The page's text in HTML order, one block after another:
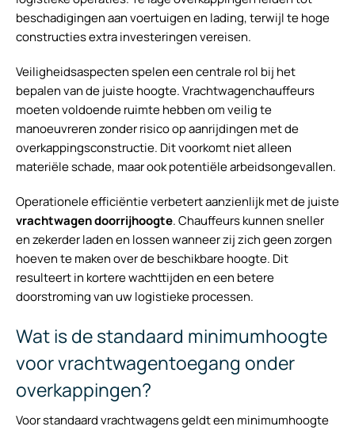
beschadigingen aan voertuigen en lading, terwijl te hoge
constructies extra investeringen vereisen.
Veiligheidsaspecten spelen een centrale rol bij het
bepalen van de juiste hoogte. Vrachtwagenchauffeurs
moeten voldoende ruimte hebben om veilig te
manoeuvreren zonder risico op aanrijdingen met de
overkappingsconstructie. Dit voorkomt niet alleen
materiële schade, maar ook potentiële arbeidsongeval­len.
Operationele efficiëntie verbetert aanzienlijk met de juiste
vrachtwagen doorrijhoogte. Chauffeurs kunnen sneller
en zekerder laden en lossen wanneer zij zich geen zorgen
hoeven te maken over de beschikbare hoogte. Dit
resulteert in kortere wachttijden en een betere
doorstroming van uw logistieke processen.
Wat is de standaard minimumhoogte
voor vrachtwagentoegang onder
overkappingen?
Voor standaard vrachtwagens geldt een minimumhoogte